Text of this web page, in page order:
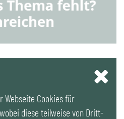
Webseite Cookies für
diese teilweise von Dritt-